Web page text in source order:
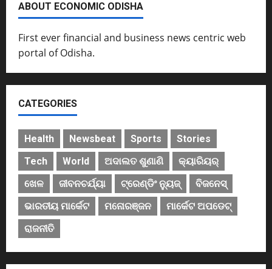
ABOUT ECONOMIC ODISHA
First ever financial and business news centric web
portal of Odisha.
CATEGORIES
Health Newsbeat Sports
Stories
Tech
World ଅଦାଲତ ଶୁଣାଣି
କ୍ୟାରିୟର୍
ଖେଳ
ଜୀବନଚର୍ଯ୍ୟା ଟ୍ରେଣ୍ଡିଂ ନ୍ୟୁଜ୍
ବିଜନେସ୍
ଭାରତୀୟ ମାର୍କେଟ
ମନୋରଞ୍ଜନ
ମାର୍କେଟ ଅପଡେଟ୍
ରାଜନୀତି